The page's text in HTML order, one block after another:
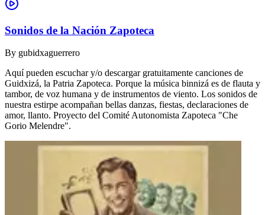
Sonidos de la Nación Zapoteca
By gubidxaguerrero
Aquí pueden escuchar y/o descargar gratuitamente canciones de
Guidxizá, la Patria Zapoteca. Porque la música binnizá es de flauta y
tambor, de voz humana y de instrumentos de viento. Los sonidos de
nuestra estirpe acompañan bellas danzas, fiestas, declaraciones de
amor, llanto. Proyecto del Comité Autonomista Zapoteca "Che
Gorio Melendre".